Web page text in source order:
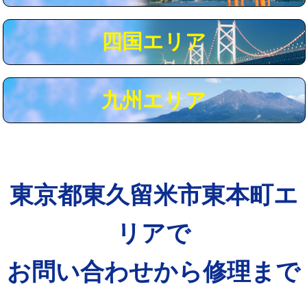
※給水管工事は20mmまでの価格です。
四国エリア
九州エリア
東京都東久留米市東本町エ
リアで
お問い合わせから修理まで